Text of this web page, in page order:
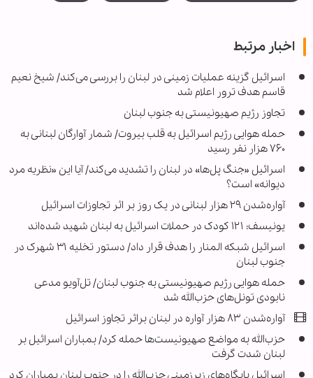
اخبار مرتبط
اسرائیل گزینه عملیات زمینی در لبنان را بررسی می‌کند/ شیخ نعیم
قاسم هدف ترور اعلام شد
تجاوز رژیم صهیونیستی به جنوب لبنان
حمله هوایی رژیم اسرائیل به قلب بیروت/ شمار آوارگان لبنانی به
۷۶۰ هزار نفر رسید
اسرائیل «جنگ پل‌ها» در لبنان را تشدید می‌کند/ آیا این «نظریه مرد
دیوانه» است؟
آواره‌شدن ۲۹ هزار لبنانی در یک روز بر اثر تجاوزات اسرائیل
یونیسف: ۱۲۱ کودک در حملات اسرائیل به لبنان شهید شده‌اند
اسرائیل شبکه المنار را هدف قرار داد/ دستور تخلیه ۳۱ شهرک در
جنوب لبنان
حمله هوایی رژیم صهیونیستی به جنوب لبنان/ تل‌آویو مدعی
نابودی تونل‌های حزب‌الله شد
آواره‌شدن ۸۳ هزار آواره در لبنان براثر تجاوز اسرائیل
حزب‌الله به مواضع صهیونیست‌ها حمله کرد/ بمباران اسرائیل بر
لبنان شدت گرفت